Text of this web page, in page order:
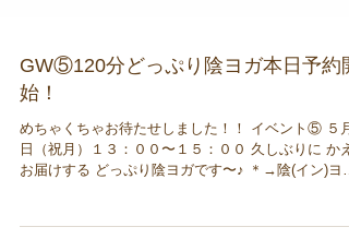
GW⑤120分どっぷり陰ヨガ本日予約開
始！
めちゃくちゃお待たせしました！！ イベント⑤ ５月
ってなに？ もう1年以上ぶりでないですか？！ 日常